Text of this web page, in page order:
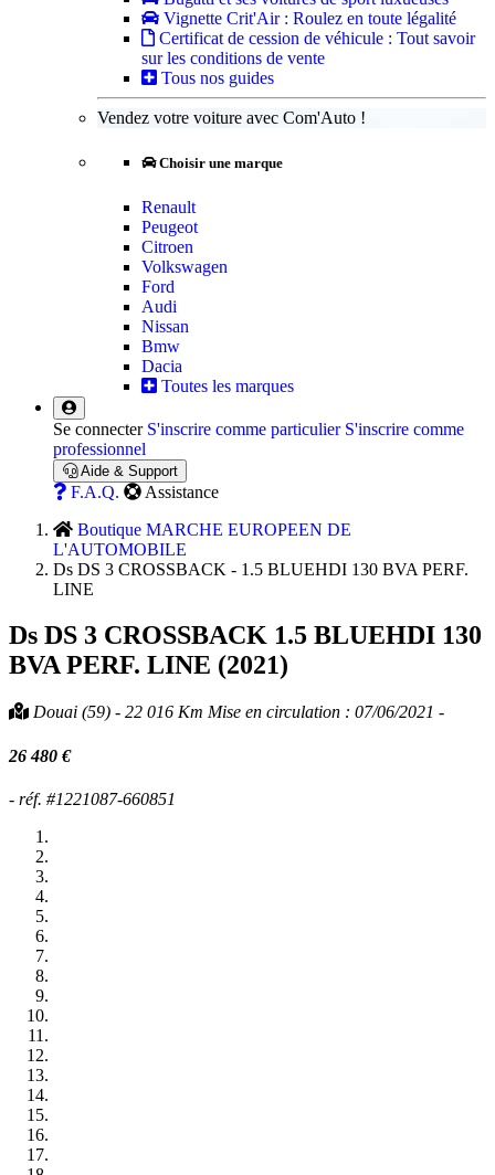
Vignette Crit'Air : Roulez en toute légalité
Certificat de cession de véhicule : Tout savoir
sur les conditions de vente
Tous nos guides
Vendez votre voiture avec Com'Auto !
Choisir une marque
Renault
Peugeot
Citroen
Volkswagen
Ford
Audi
Nissan
Bmw
Dacia
Toutes les marques
Se connecter S'inscrire comme particulier S'inscrire comme
professionnel
Aide & Support
F.A.Q.
Assistance
Boutique MARCHE EUROPEEN DE
L'AUTOMOBILE
Ds DS 3 CROSSBACK - 1.5 BLUEHDI 130 BVA PERF.
LINE
Ds DS 3 CROSSBACK 1.5 BLUEHDI 130
BVA PERF. LINE (2021)
Douai (59) - 22 016 Km Mise en circulation : 07/06/2021 -
26 480 €
- réf. #1221087-660851